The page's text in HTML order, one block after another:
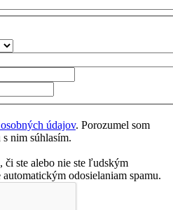
údajov. Porozumel som
nim súhlasím.
či ste alebo nie ste ľudským
odosielaniam spamu.